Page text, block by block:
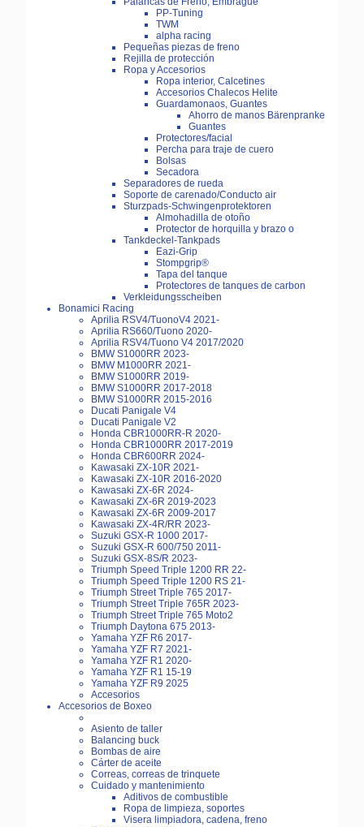
PP-Tuning
TWM
alpha racing
Pequeñas piezas de freno
Rejilla de protección
Ropa y Accesorios
Ropa interior, Calcetines
Accesorios Chalecos Helite
Guardamonaos, Guantes
Ahorro de manos Bärenpranke
Guantes
Protectores/facial
Percha para traje de cuero
Bolsas
Secadora
Separadores de rueda
Soporte de carenado/Conducto air
Sturzpads-Schwingenprotektoren
Almohadilla de otoño
Protector de horquilla y brazo o
Tankdeckel-Tankpads
Eazi-Grip
Stompgrip®
Tapa del tanque
Protectores de tanques de carbon
Verkleidungsscheiben
Bonamici Racing
Aprilia RSV4/TuonoV4 2021-
Aprilia RS660/Tuono 2020-
Aprilia RSV4/Tuono V4 2017/2020
BMW S1000RR 2023-
BMW M1000RR 2021-
BMW S1000RR 2019-
BMW S1000RR 2017-2018
BMW S1000RR 2015-2016
Ducati Panigale V4
Ducati Panigale V2
Honda CBR1000RR-R 2020-
Honda CBR1000RR 2017-2019
Honda CBR600RR 2024-
Kawasaki ZX-10R 2021-
Kawasaki ZX-10R 2016-2020
Kawasaki ZX-6R 2024-
Kawasaki ZX-6R 2019-2023
Kawasaki ZX-6R 2009-2017
Kawasaki ZX-4R/RR 2023-
Suzuki GSX-R 1000 2017-
Suzuki GSX-R 600/750 2011-
Suzuki GSX-8S/R 2023-
Triumph Speed Triple 1200 RR 22-
Triumph Speed Triple 1200 RS 21-
Triumph Street Triple 765 2017-
Triumph Street Triple 765R 2023-
Triumph Street Triple 765 Moto2
Triumph Daytona 675 2013-
Yamaha YZF R6 2017-
Yamaha YZF R7 2021-
Yamaha YZF R1 2020-
Yamaha YZF R1 15-19
Yamaha YZF R9 2025
Accesorios
Accesorios de Boxeo
Asiento de taller
Balancing buck
Bombas de aire
Cárter de aceite
Correas, correas de trinquete
Cuidado y mantenimiento
Aditivos de combustible
Ropa de limpieza, soportes
Visera limpiadora, cadena, freno